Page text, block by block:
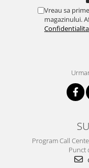
Vreau sa
magazinului.
Program Call
Punct